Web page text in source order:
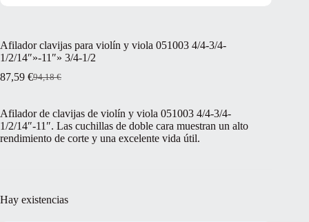
Afilador clavijas para violín y viola 051003 4/4-3/4-
1/2/14″»-11″» 3/4-1/2
94,18€
El
original
era:
94,18 €.
87,59 €El
actual
es:
87,59 €.
Afilador de clavijas de violín y viola 051003 4/4-3/4-
1/2/14″-11″. Las cuchillas de doble cara muestran un alto
rendimiento de corte y una excelente vida útil.
Hay existencias